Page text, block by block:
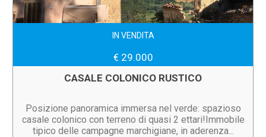
IN VENDITA
€ 29.000
CASALE COLONICO RUSTICO
Posizione panoramica immersa nel verde: spazioso
casale colonico con terreno di quasi 2 ettari!Immobile
tipico delle campagne marchigiane, in aderenza...